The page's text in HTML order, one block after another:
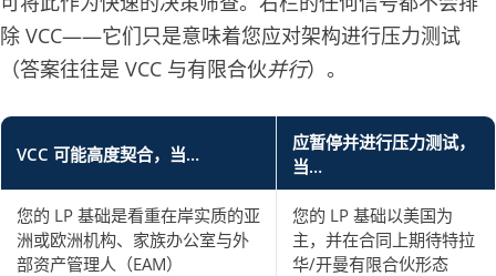
除 VCC——它们只是意味着您应对架构进行压力测试
（答案往往是 VCC 与有限合伙并行）。
VCC 可能高度契合，当…
应暂停并进行压力测试，
当…
您的 LP 基础是看重在岸实质的亚
洲或欧洲机构、家族办公室与外
部资产管理人（EAM）
您的 LP 基础以美国为
主，并在合同上期待特拉
华/开曼有限合伙形态